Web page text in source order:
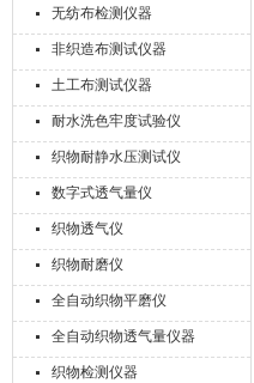
无纺布检测仪器
非织造布测试仪器
土工布测试仪器
耐水洗色牢度试验仪
织物耐静水压测试仪
数字式透气量仪
织物透气仪
织物耐磨仪
全自动织物平磨仪
全自动织物透气量仪器
织物检测仪器